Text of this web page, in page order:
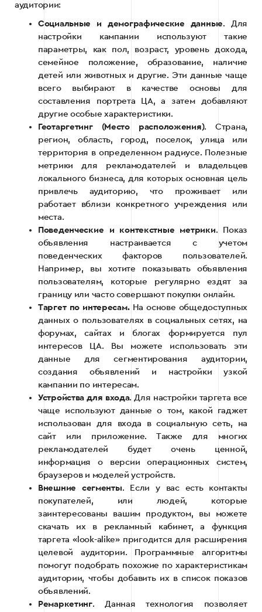
аудитории:
Социальные и демографические данные. Для
настройки кампании используют такие
параметры, как пол, возраст, уровень дохода,
семейное положение, образование, наличие
детей или животных и другие. Эти данные чаще
всего выбирают в качестве основы для
составления портрета ЦА, а затем добавляют
другие особые характеристики.
Геотаргетинг (Место расположения). Страна,
регион, область, город, поселок, улица или
территория в определенном радиусе. Полезные
метрики для рекламодателей и владельцев
локального бизнеса, для которых основная цель
привлечь аудиторию, что проживает или
работает вблизи конкретного учреждения или
места.
Поведенческие и контекстные метрики. Показ
объявления настраивается с учетом
поведенческих факторов пользователей.
Например, вы хотите показывать объявления
пользователям, которые регулярно ездят за
границу или часто совершают покупки онлайн.
Таргет по интересам.На основе общедоступных
данных о пользователях в социальных сетях, на
форумах, сайтах и ​​блогах формируется пул
интересов ЦА. Вы можете использовать эти
данные для сегментирования аудитории,
создания объявлений и настройки узкой
кампании по интересам.
Устройства для входа. Для настройки таргета все
чаще используют данные о том, какой гаджет
использован для входа в социальную сеть, на
сайт или приложение. Также для многих
рекламодателей будет очень ценной,
информация о версии операционных систем,
браузеров и моделей устройств.
Внешние сегменты. Если у вас есть контакты
покупателей, или людей, которые
заинтересованы вашим продуктом, вы можете
скачать их в рекламный кабинет, а функция
таргета «look-alike» пригодится для расширения
целевой аудитории. Программные алгоритмы
помогут подобрать похожие по характеристикам
аудитории, чтобы добавить их в список показов
объявлений.
Ремаркетинг. Данная технология позволяет